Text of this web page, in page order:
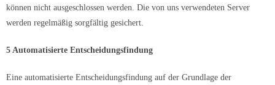
können nicht ausgeschlossen werden. Die von uns verwendeten Server
werden regelmäßig sorgfältig gesichert.
5 Automatisierte Entscheidungsfindung
Eine automatisierte Entscheidungsfindung auf der Grundlage der